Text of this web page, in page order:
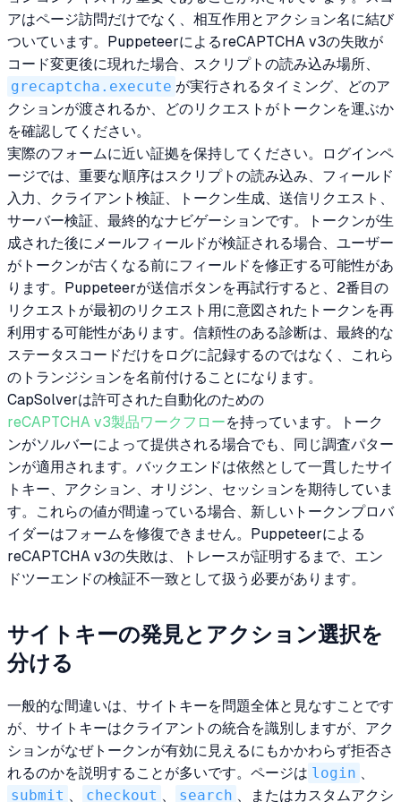
アはページ訪問だけでなく、相互作用とアクション名に結び
ついています。PuppeteerによるreCAPTCHA v3の失敗が
コード変更後に現れた場合、スクリプトの読み込み場所、
grecaptcha.execute が実行されるタイミング、どのア
クションが渡されるか、どのリクエストがトークンを運ぶか
を確認してください。
実際のフォームに近い証拠を保持してください。ログインペ
ージでは、重要な順序はスクリプトの読み込み、フィールド
入力、クライアント検証、トークン生成、送信リクエスト、
サーバー検証、最終的なナビゲーションです。トークンが生
成された後にメールフィールドが検証される場合、ユーザー
がトークンが古くなる前にフィールドを修正する可能性があ
ります。Puppeteerが送信ボタンを再試行すると、2番目の
リクエストが最初のリクエスト用に意図されたトークンを再
利用する可能性があります。信頼性のある診断は、最終的な
ステータスコードだけをログに記録するのではなく、これら
のトランジションを名前付けることになります。
CapSolverは許可された自動化のための
reCAPTCHA v3製品ワークフローを持っています。トーク
ンがソルバーによって提供される場合でも、同じ調査パター
ンが適用されます。バックエンドは依然として一貫したサイ
トキー、アクション、オリジン、セッションを期待していま
す。これらの値が間違っている場合、新しいトークンプロバ
イダーはフォームを修復できません。Puppeteerによる
reCAPTCHA v3の失敗は、トレースが証明するまで、エン
ドツーエンドの検証不一致として扱う必要があります。
サイトキーの発見とアクション選択を
分ける
一般的な間違いは、サイトキーを問題全体と見なすことです
が、サイトキーはクライアントの統合を識別しますが、アク
ションがなぜトークンが有効に見えるにもかかわらず拒否さ
れるのかを説明することが多いです。ページは login 、
submit 、 checkout 、 search 、またはカスタムアクシ